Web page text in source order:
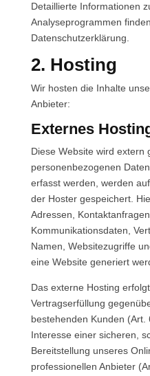
Detaillierte Informationen
Analyseprogrammen
Datenschutzerklärung.
2. Hosting
Wir hosten die Inhalte
Anbieter:
Externes
Diese Website wird extern
personenbezogenen
erfasst werden, werden
der Hoster gespeichert.
Adressen,
Kommunikationsdaten,
Namen, Websitezugriffe
eine Website generiert
Das externe Hosting
Vertragserfüllung
bestehenden Kunden (Art.
Interesse einer sicheren,
Bereitstellung unseres
professionellen Anbieter